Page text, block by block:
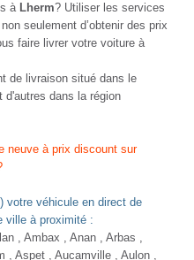
1.5 DCI 115 4X4 PRESTIGE
Diesel - 35000 Km- 2022
23 980 €TTC
Plus d'infos
NOUVEAUTÉ